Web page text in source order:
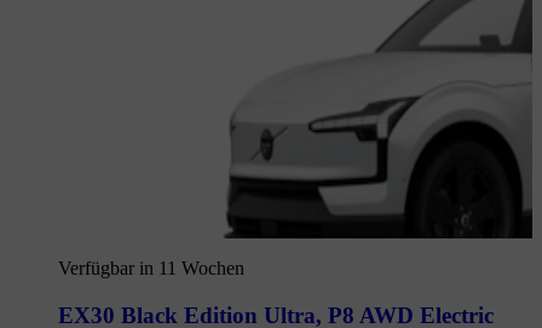
Verfügbar in 11 Wochen
EX30 Black Edition Ultra, P8 AWD Electric